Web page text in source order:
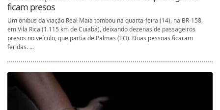
ficam presos
Um ônibus da viação Real Maia tombou na quarta-feira (14), na BR-158,
em Vila Rica (1.115 km de Cuiabá), deixando dezenas de passageiros
presos no veículo, que partia de Palmas (TO). Duas pessoas ficaram
feridas. ...